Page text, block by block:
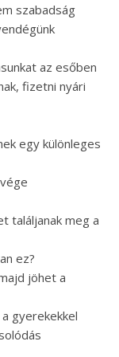
szabadság
az esőben
fizetni nyári
egy különleges
találjanak meg a
ez?
jöhet a
gyerekekkel